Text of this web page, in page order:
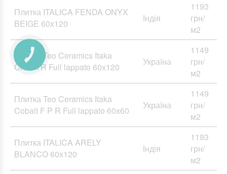
Плитка ITALICA FENDA ONYX
BEIGE 60x120
Індія
1193
грн/
м2
Плитка Teo Ceramics Itaka
Cream R Full lappato 60x120
Україна
1149
грн/
м2
Плитка Teo Ceramics Itaka
Cobalt F P R Full lappato 60x60
Україна
1149
грн/
м2
Плитка ITALICA ARELY
BLANCO 60x120
Індія
1193
грн/
м2